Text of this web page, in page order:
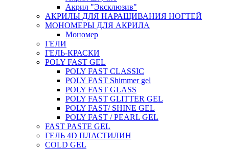
Акрил "Эксклюзив"
АКРИЛЫ ДЛЯ НАРАЩИВАНИЯ НОГТЕЙ
МОНОМЕРЫ ДЛЯ АКРИЛА
Мономер
ГЕЛИ
ГЕЛЬ-КРАСКИ
POLY FAST GEL
POLY FAST CLASSIC
POLY FAST Shimmer gel
POLY FAST GLASS
POLY FAST GLITTER GEL
POLY FAST/ SHINE GEL
POLY FAST / PEARL GEL
FAST PASTE GEL
ГЕЛЬ 4D ПЛАСТИЛИН
COLD GEL